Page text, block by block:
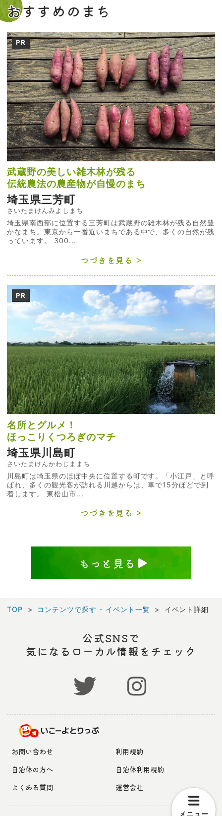
おすすめのまち
PR
武蔵野の美しい雑木林が残る
伝統農法の農産物が自慢のまち
埼玉県三芳町
さいたまけんみよしまち
埼玉県南西部に位置する三芳町は武蔵野の雑木林が残る自然豊
かなまち。東京から一番近いまちである中で、多くの自然が残
っています。 300...
つづきを見る
PR
名所とグルメ！
ほっこりくつろぎのマチ
埼玉県川島町
さいたまけんかわじままち
川島町は埼玉県のほぼ中央に位置する町です。「小江戸」と呼
ばれ、多くの観光客が訪れる川越からは、車で15分ほどで到
着します。 東松山市...
つづきを見る
もっと見る
TOP コンテンツで探す - イベント一覧 イベント詳細
メニュー
公式SNSで
気になるローカル情報をチェック
お問い合わせ
利用規約
自治体の方へ
自治体利用規約
よくある質問
運営会社